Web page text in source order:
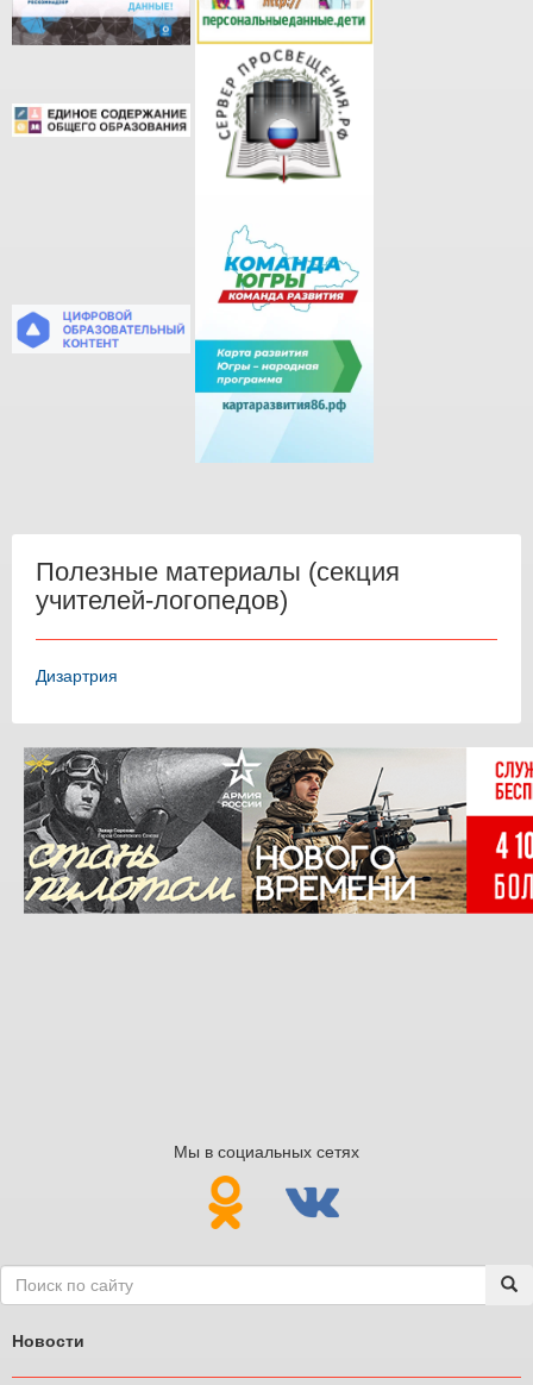
Полезные материалы (секция
учителей-логопедов)
Дизартрия
Мы в социальных сетях
Новости